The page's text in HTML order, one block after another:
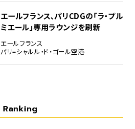
エールフランス、パリCDGの「ラ・プル
ミエール」専用ラウンジを刷新
エールフランス
パリ=シャルル・ド・ゴール空港
Ranking